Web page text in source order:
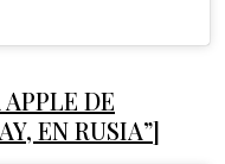
DE
EN RUSIA”]